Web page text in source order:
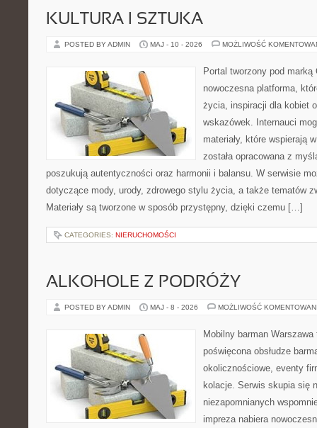
KULTURA I SZTUKA
POSTED BY ADMIN MAJ - 10 - 2026 MOŻLIWOŚĆ
Portal tworzony pod
nowoczesna platforma,
życia, inspiracji dla kobiet
wskazówek. Internauci
materiały, które wspierają
została opracowana z
poszukują autentyczności oraz harmonii i balansu. W serwisie
dotyczące mody, urody, zdrowego stylu życia, a także tematów
Materiały są tworzone w sposób przystępny, dzięki czemu […]
CATEGORIES: NIERUCHOMOŚCI
ALKOHOLE Z PODRÓŻY
POSTED BY ADMIN MAJ - 8 - 2026 MOŻLIWOŚĆ
Mobilny barman
poświęcona obsłudze
okolicznościowe, eventy
kolacje. Serwis skupia się
niezapomnianych
impreza nabiera